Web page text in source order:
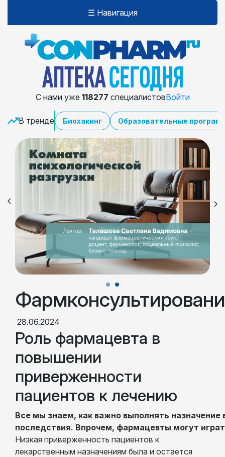
☰ Навигация
С нами уже 118277 специалистовВойти
В тренде Биохакинг Образовательные
28.06.2024
Роль фармацевта в
повышении
приверженности
пациентов к лечению
Все мы знаем, как важно выполнять
последствия. Впрочем, фармацевты могут
Низкая приверженность пациентов к
лекарственным назначениям была и остается